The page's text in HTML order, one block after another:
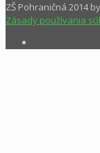
ZŠ Pohraničná 2014 by
Zásady používania